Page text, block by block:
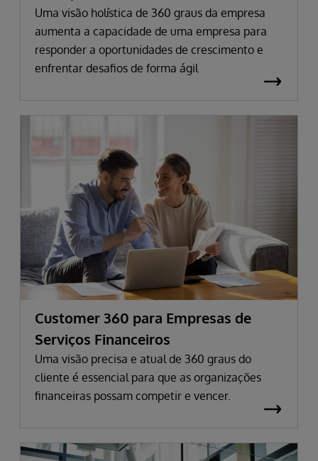
Uma visão holística de 360 graus da empresa
aumenta a capacidade de uma empresa para
responder a oportunidades de crescimento e
enfrentar desafios de forma ágil
Customer 360 para Empresas de
Serviços Financeiros
Uma visão precisa e atual de 360 graus do
cliente é essencial para que as organizações
financeiras possam competir e vencer.